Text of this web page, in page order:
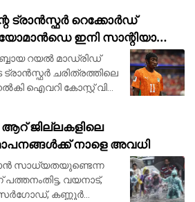
ട്രാൻസ്ഫർ റെക്കോർഡ്
ഇനി സാന്റിയാഗോ
റയൽ മാഡ്രിഡ്
ട്രാൻസ്ഫർ ചരിത്രത്തിലെ
ഐവറി കോസ്റ്റ് വിങ്
(Yan
ജില്ലകളിലെ
നാളെ അവധി
സാധ്യതയുണ്ടെന്ന
പത്തനംതിട്ട, വയനാട്,
കണ്ണൂർ